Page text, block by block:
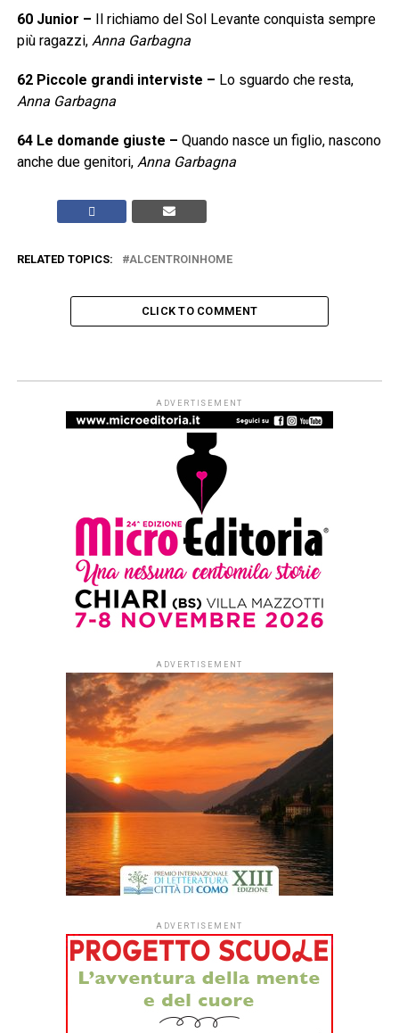
60 Junior –
Il richiamo del Sol Levante conquista sempre
più ragazzi, Anna Garbagna
62 Piccole grandi interviste – Lo sguardo che resta,
Anna Garbagna
64 Le domande giuste – Quando nasce un figlio, nascono
anche due genitori, Anna Garbagna
RELATED TOPICS: ALCENTROINHOME
CLICK TO COMMENT
ARTICOLI & APPROFONDIMENTI
#ioleggoperché apre a tutti i nidi
d’Italia. Dal 1° settembre al via le
iscrizioni per partecipare alla
campagna di donazioni del 7-15
novembre
Published 1 settimana ago on 29 Luglio 2026
By Redazione Leggere:tutti
Dopo quattro anni di sperimentazione, #ioleggoperché
apre per la prima volta le iscrizioni a tutti gli asili nido
1° settembrele strutture educative per la